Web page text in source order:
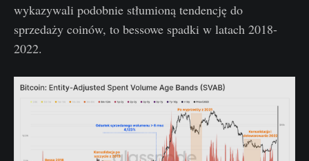
wykazywali podobnie stłumioną tendencję do
sprzedaży coinów, to bessowe spadki w latach 2018-
2022.